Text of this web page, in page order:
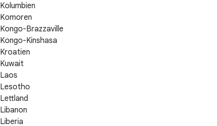
Kolumbien
Komoren
Kongo-Brazzaville
Kongo-Kinshasa
Kroatien
Kuwait
Laos
Lesotho
Lettland
Libanon
Liberia